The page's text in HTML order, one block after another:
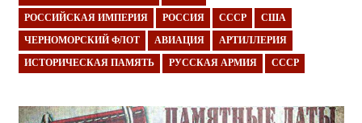
РОССИЙСКАЯ ИМПЕРИЯ РОССИЯ СССР США
ЧЕРНОМОРСКИЙ ФЛОТ АВИАЦИЯ АРТИЛЛЕРИЯ
ИСТОРИЧЕСКАЯ ПАМЯТЬ РУССКАЯ АРМИЯ СССР